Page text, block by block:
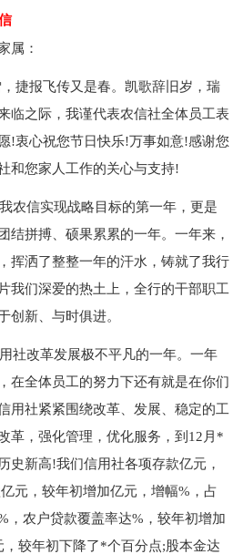
属：
捷报飞传又是春。凯歌辞旧岁，瑞
临之际，我谨代表农信社全体员工表
!衷心祝您节日快乐!万事如意!感谢您
和您家人工作的关心与支持!
农信实现战略目标的第一年，更是
结拼搏、硕果累累的一年。一年来，
挥洒了整整一年的汗水，铸就了我行
我们深爱的热土上，全行的干部职工
创新、与时俱进。
社改革发展极不平凡的一年。一年
在全体员工的努力下还有就是在你们
用社紧紧围绕改革、发展、稳定的工
革，强化管理，优化服务，到12月*
史新高!我们信用社各项存款亿元，
元，较年初增加亿元，增幅%，占
，农户贷款覆盖率达%，较年初增加
较年初下降了*个百分点;股本金达